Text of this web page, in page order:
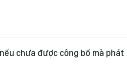
chưa được công bố mà phát